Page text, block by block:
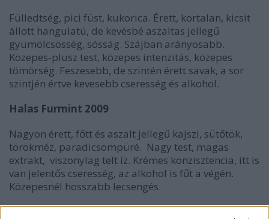
Fülledtség, pici füst, kukorica. Érett, kortalan, kicsit
állott hangulatú, de kevésbé aszaltas jellegű
gyümölcsösség, sósság. Szájban arányosabb.
Közepes-plusz test, közepes intenzitás, közepes
tömörség. Feszesebb, de szintén érett savak, a sor
szintjén értve kevesebb cseresség és alkohol.
Halas Furmint 2009
Nagyon érett, főtt és aszalt jellegű kajszi, sütőtök,
törökméz, paradicsompüré. Nagy test, magas
extrakt, viszonylag telt íz. Krémes konzisztencia, itt is
van jelentős cseresség, az alkohol is fűt a végén.
Közepesnél hosszabb lecsengés.
Lapis Hárslevelű 2008